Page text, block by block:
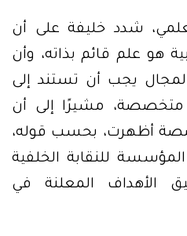
شدد خليفة على أن
هو علم قائم بذاته، وأن
يجب أن تستند إلى
متخصصة، مشيرًا إلى أن
أظهرت، بحسب قوله،
للنقابة الخلفية
الأهداف المعلنة في